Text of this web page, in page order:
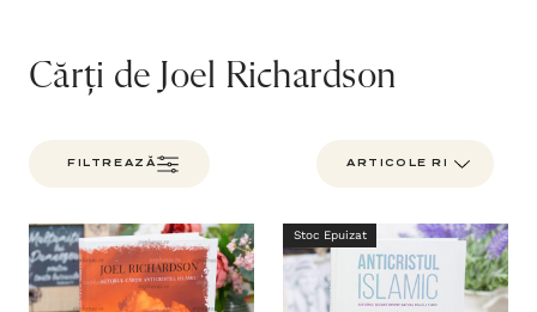
Cărți de Joel Richardson
FILTREAZĂ
Stoc Epuizat